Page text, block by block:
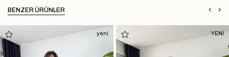
BENZER ÜRÜNLER
yeni YENİ